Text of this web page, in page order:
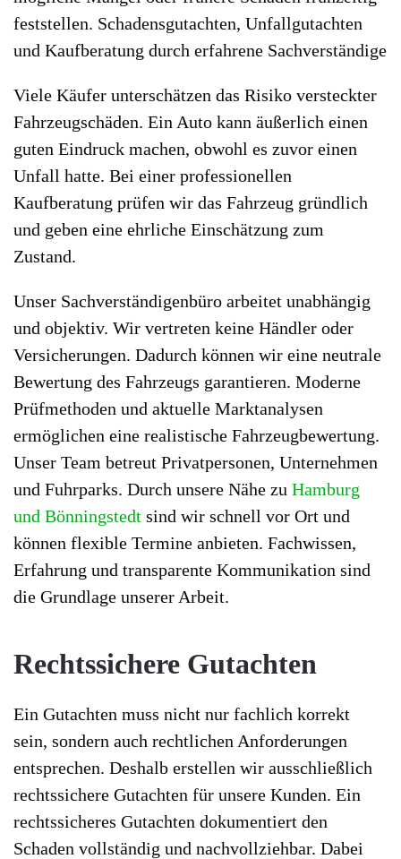
feststellen. Schadensgutachten, Unfallgutachten
und Kaufberatung durch erfahrene Sachverständige
Viele Käufer unterschätzen das Risiko versteckter
Fahrzeugschäden. Ein Auto kann äußerlich einen
guten Eindruck machen, obwohl es zuvor einen
Unfall hatte. Bei einer professionellen
Kaufberatung prüfen wir das Fahrzeug gründlich
und geben eine ehrliche Einschätzung zum
Zustand.
Unser Sachverständigenbüro arbeitet unabhängig
und objektiv. Wir vertreten keine Händler oder
Versicherungen. Dadurch können wir eine neutrale
Bewertung des Fahrzeugs garantieren. Moderne
Prüfmethoden und aktuelle Marktanalysen
ermöglichen eine realistische Fahrzeugbewertung.
Unser Team betreut Privatpersonen, Unternehmen
und Fuhrparks. Durch unsere Nähe zu Hamburg
und Bönningstedt sind wir schnell vor Ort und
können flexible Termine anbieten. Fachwissen,
Erfahrung und transparente Kommunikation sind
die Grundlage unserer Arbeit.
Rechtssichere Gutachten
Ein Gutachten muss nicht nur fachlich korrekt
sein, sondern auch rechtlichen Anforderungen
entsprechen. Deshalb erstellen wir ausschließlich
rechtssichere Gutachten für unsere Kunden. Ein
rechtssicheres Gutachten dokumentiert den
Schaden vollständig und nachvollziehbar. Dabei